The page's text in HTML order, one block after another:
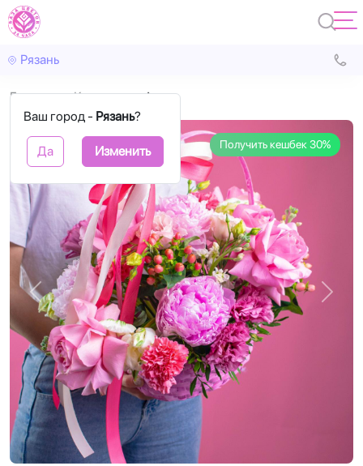
Рязань
Ваш город - Рязань?
Да Изменить
Главная Корзины Алани
Получить кешбек 30%
Назад